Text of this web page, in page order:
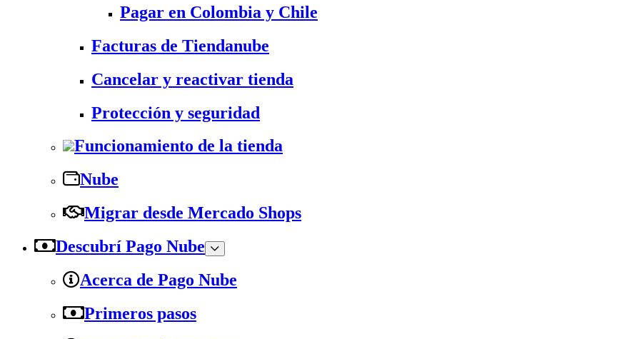
Pagar en Colombia y Chile
Facturas de Tiendanube
Cancelar y reactivar tienda
Protección y seguridad
Funcionamiento de la tienda
Nube
Migrar desde Mercado Shops
Descubrí Pago Nube
Acerca de Pago Nube
Primeros pasos